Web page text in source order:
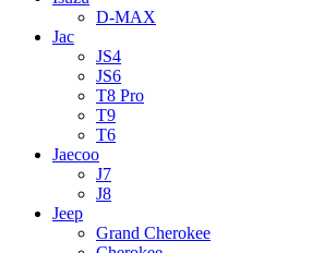
D-MAX
Jac
JS4
JS6
T8 Pro
T9
T6
Jaecoo
J7
J8
Jeep
Grand Cherokee